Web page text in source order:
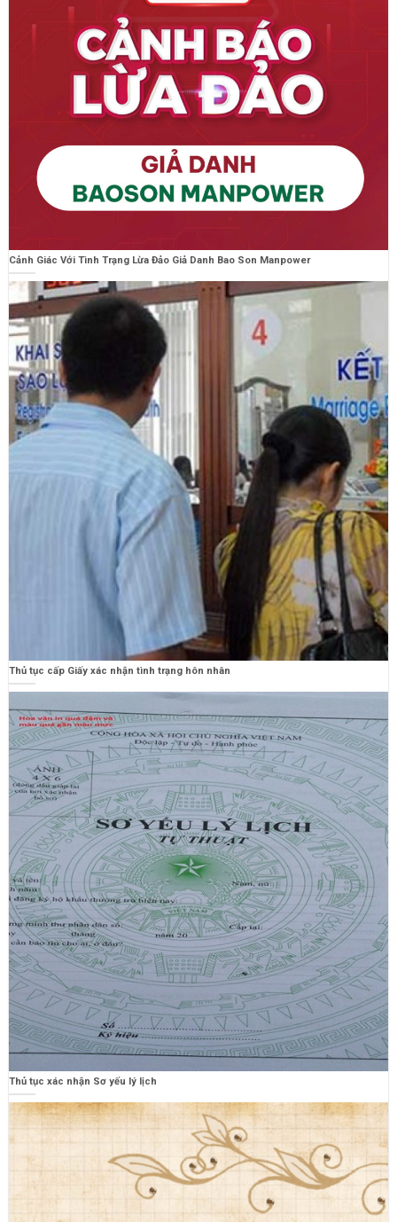
Cảnh Giác Với Tình Trạng Lừa Đảo Giả Danh Bao Son Manpower
Thủ tục cấp Giấy xác nhận tình trạng hôn nhân
Thủ tục xác nhận Sơ yếu lý lịch